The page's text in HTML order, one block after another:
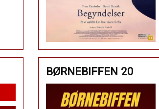
BØRNEBIFFEN 20